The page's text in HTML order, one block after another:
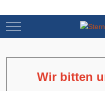
Mobile Menu Toggle
Wir bitten